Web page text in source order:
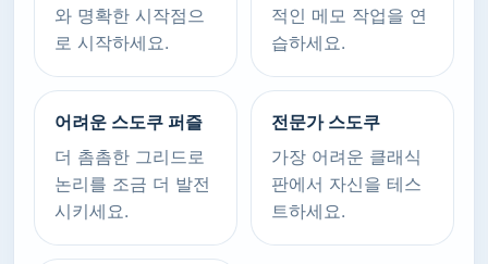
와 명확한 시작점으
로 시작하세요.
적인 메모 작업을 연
습하세요.
어려운 스도쿠 퍼즐
더 촘촘한 그리드로
논리를 조금 더 발전
시키세요.
전문가 스도쿠
가장 어려운 클래식
판에서 자신을 테스
트하세요.